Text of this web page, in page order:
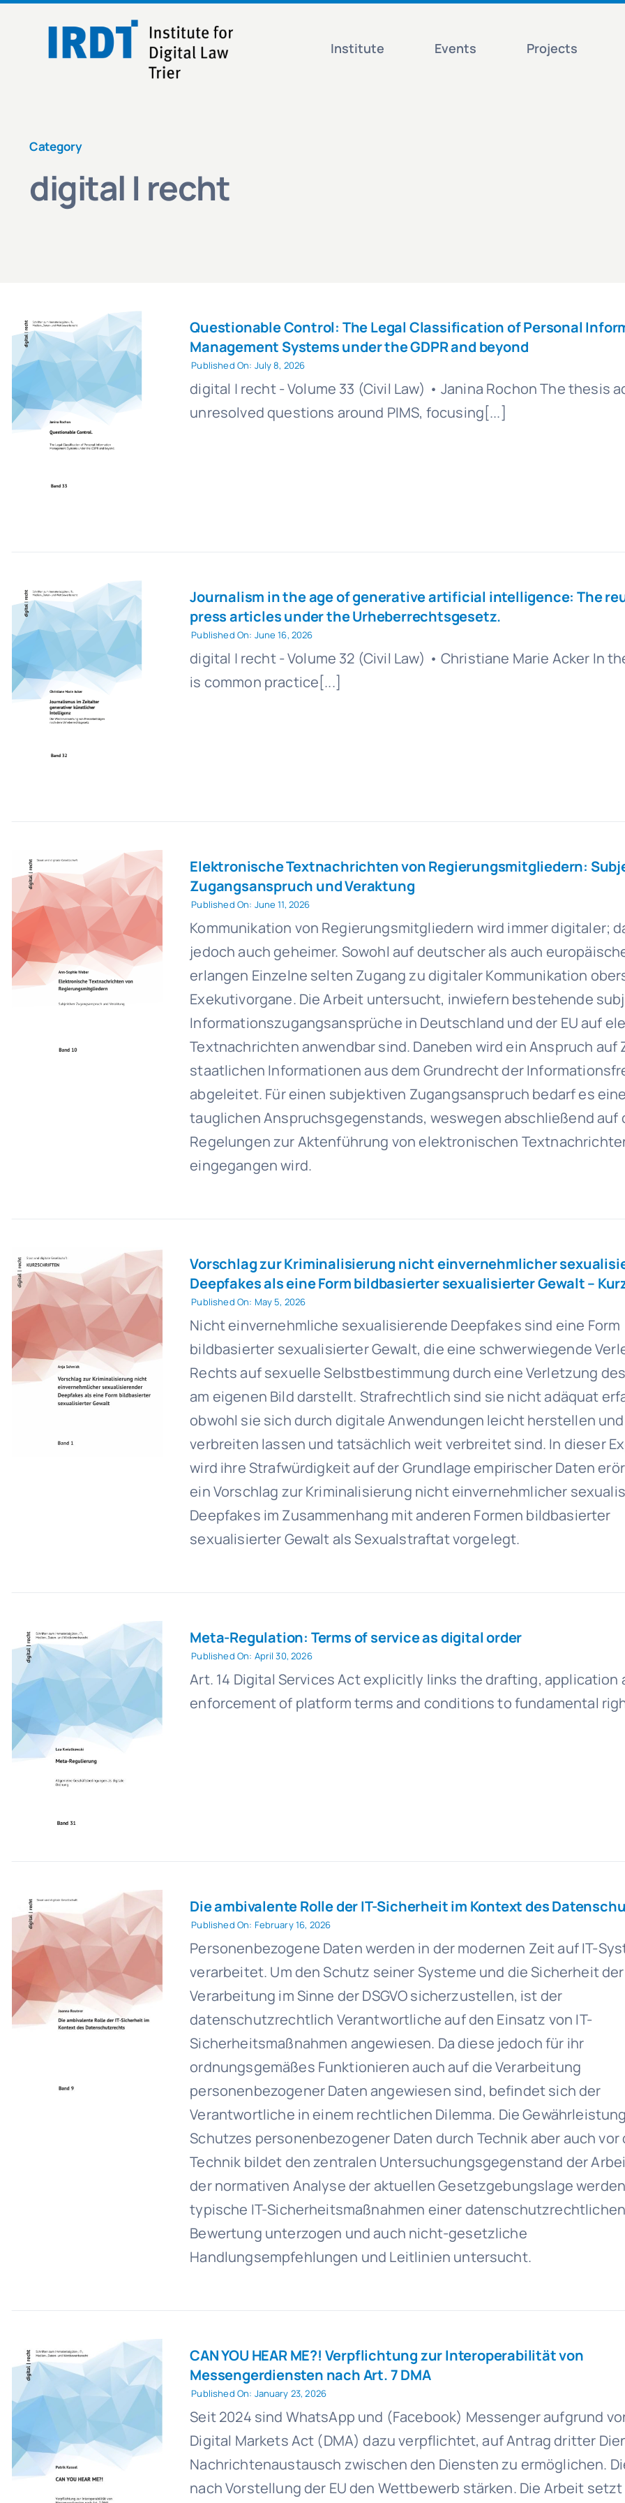
content
Institute Events Projects
Category
digital | recht
Questionable Control: The Legal Classification of Personal
Management Systems under the GDPR and beyond
Published On: July 8, 2026
digital | recht - Volume 33 (Civil Law) • Janina Rochon The thesis
unresolved questions around PIMS, focusing[...]
Journalism in the age of generative artificial intelligence: The
press articles under the Urheberrechtsgesetz.
Published On: June 16, 2026
digital | recht - Volume 32 (Civil Law) • Christiane Marie Acker In
is common practice[...]
Elektronische Textnachrichten von Regierungsmitgliedern:
Zugangsanspruch und Veraktung
Published On: June 11, 2026
Kommunikation von Regierungsmitgliedern wird immer digitaler;
jedoch auch geheimer. Sowohl auf deutscher als auch
erlangen Einzelne selten Zugang zu digitaler Kommunikation
Exekutivorgane. Die Arbeit untersucht, inwiefern bestehende
Informationszugangsansprüche in Deutschland und der EU auf
Textnachrichten anwendbar sind. Daneben wird ein Anspruch auf
staatlichen Informationen aus dem Grundrecht der
abgeleitet. Für einen subjektiven Zugangsanspruch bedarf es
tauglichen Anspruchsgegenstands, weswegen abschließend auf
Regelungen zur Aktenführung von elektronischen
eingegangen wird.
Vorschlag zur Kriminalisierung nicht einvernehmlicher
Deepfakes als eine Form bildbasierter sexualisierter Gewalt –
Published On: May 5, 2026
Nicht einvernehmliche sexualisierende Deepfakes sind eine Form
bildbasierter sexualisierter Gewalt, die eine schwerwiegende
Rechts auf sexuelle Selbstbestimmung durch eine Verletzung
am eigenen Bild darstellt. Strafrechtlich sind sie nicht adäquat
obwohl sie sich durch digitale Anwendungen leicht herstellen und
verbreiten lassen und tatsächlich weit verbreitet sind. In dieser
wird ihre Strafwürdigkeit auf der Grundlage empirischer Daten
ein Vorschlag zur Kriminalisierung nicht einvernehmlicher
Deepfakes im Zusammenhang mit anderen Formen bildbasierter
sexualisierter Gewalt als Sexualstraftat vorgelegt.
Meta-Regulation: Terms of service as digital order
Published On: April 30, 2026
Art. 14 Digital Services Act explicitly links the drafting, application
enforcement of platform terms and conditions to fundamental
Die ambivalente Rolle der IT-Sicherheit im Kontext des
Published On: February 16, 2026
Personenbezogene Daten werden in der modernen Zeit auf IT-
verarbeitet. Um den Schutz seiner Systeme und die Sicherheit der
Verarbeitung im Sinne der DSGVO sicherzustellen, ist der
datenschutzrechtlich Verantwortliche auf den Einsatz von IT-
Sicherheitsmaßnahmen angewiesen. Da diese jedoch für ihr
ordnungsgemäßes Funktionieren auch auf die Verarbeitung
personenbezogener Daten angewiesen sind, befindet sich der
Verantwortliche in einem rechtlichen Dilemma. Die
Schutzes personenbezogener Daten durch Technik aber auch vor
Technik bildet den zentralen Untersuchungsgegenstand der
der normativen Analyse der aktuellen Gesetzgebungslage
typische IT-Sicherheitsmaßnahmen einer datenschutzrechtlichen
Bewertung unterzogen und auch nicht-gesetzliche
Handlungsempfehlungen und Leitlinien untersucht.
CAN YOU HEAR ME?! Verpflichtung zur Interoperabilität von
Messengerdiensten nach Art. 7 DMA
Published On: January 23, 2026
Seit 2024 sind WhatsApp und (Facebook) Messenger aufgrund
Digital Markets Act (DMA) dazu verpflichtet, auf Antrag dritter
Nachrichtenaustausch zwischen den Diensten zu ermöglichen.
nach Vorstellung der EU den Wettbewerb stärken. Die Arbeit